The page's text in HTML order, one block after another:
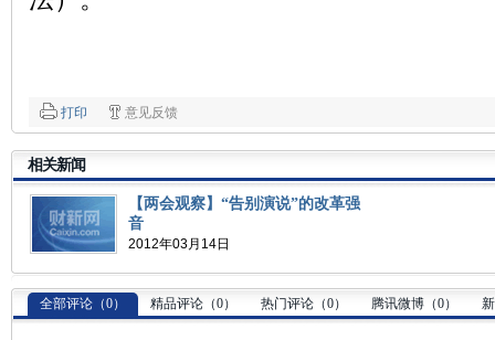
打印 意见反馈
相关新闻
【两会观察】“告别演说”的改革强
音
2012年03月14日
全部评论（0） 精品评论（0） 热门评论（0） 腾讯微博（0）